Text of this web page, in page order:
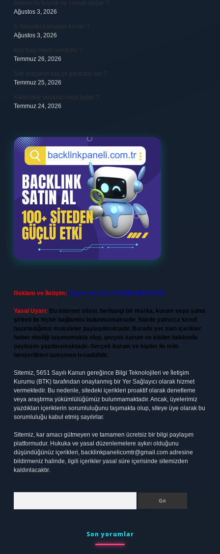
Adana’da kuyruk ne zaman doğar ?
Ağustos 3, 2026
5. Kolordu komutanı kimdir ?
Ağustos 3, 2026
Koç başı neyin sembolü ?
Temmuz 26, 2026
Sıfır araçların kaç yıl garantisi var ?
Temmuz 25, 2026
Karıncalar yuvasını nasıl bulur ?
Temmuz 24, 2026
Reklam ve İletişim: Skype: live:.cid.575569c608265c69
Yasal Uyarı: Bu internet sitesi, herhangi bir marka, kurum veya şahıs
şirketi ile hiçbir bağlantısı bulunmamaktadır. Sitede yalnızca kendi
hazırladığımız makaleler paylaşılmaktadır. Burada yer alan içerikler
haber niteliği taşımamakta olup, gerçek kurum ve kişiler hakkında
paylaşım yapılmamaktadır. Gerçek kurum ve kişiler ile isim
benzerlikleri tamamen tesadüfidir.
Sitemiz, 5651 Sayılı Kanun gereğince Bilgi Teknolojileri ve İletişim
Kurumu (BTK) tarafından onaylanmış bir Yer Sağlayıcı olarak hizmet
vermektedir. Bu nedenle, sitedeki içerikleri proaktif olarak denetleme
veya araştırma yükümlülüğümüz bulunmamaktadır. Ancak, üyelerimiz
yazdıkları içeriklerin sorumluluğunu taşımakta olup, siteye üye olarak bu
sorumluluğu kabul etmiş sayılırlar.
Sitemiz, kar amacı gütmeyen ve tamamen ücretsiz bir bilgi paylaşım
platformudur. Hukuka ve yasal düzenlemelere aykırı olduğunu
düşündüğünüz içerikleri, backlinkpanelicomtr@gmail.com adresine
bildirmeniz halinde, ilgili içerikler yasal süre içerisinde sitemizden
kaldırılacaktır.
Son yorumlar